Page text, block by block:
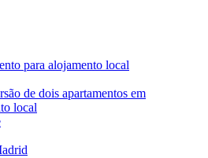
para alojamento local
de dois apartamentos em
local